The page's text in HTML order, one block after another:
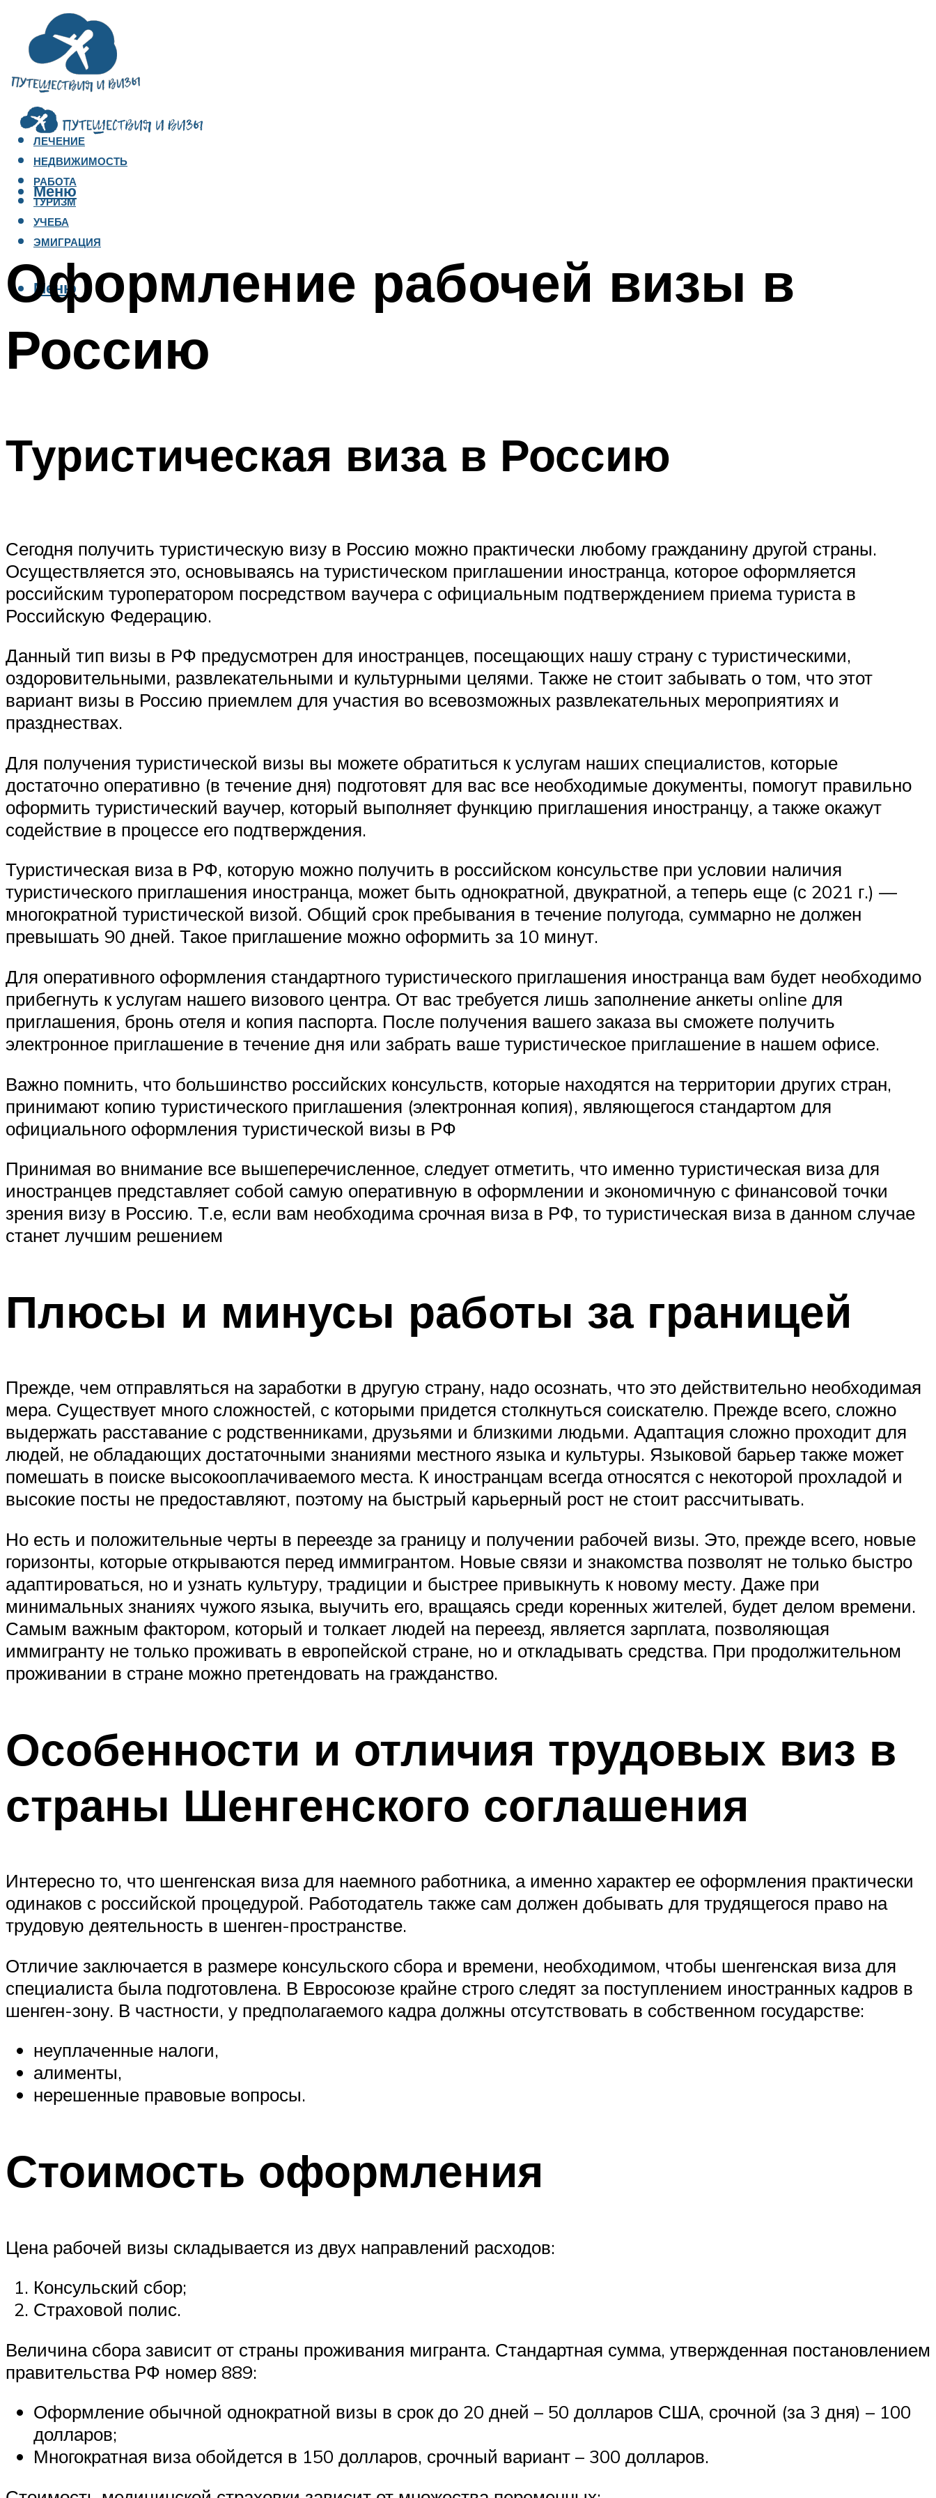
ЛЕЧЕНИЕ
НЕДВИЖИМОСТЬ
РАБОТА
ТУРИЗМ
УЧЕБА
ЭМИГРАЦИЯ
Меню
Меню
Оформление рабочей визы в
Россию
Туристическая виза в Россию
Сегодня получить туристическую визу в Россию можно практически любому гражданину другой страны.
Осуществляется это, основываясь на туристическом приглашении иностранца, которое оформляется
российским туроператором посредством ваучера с официальным подтверждением приема туриста в
Российскую Федерацию.
Данный тип визы в РФ предусмотрен для иностранцев, посещающих нашу страну с туристическими,
оздоровительными, развлекательными и культурными целями. Также не стоит забывать о том, что этот
вариант визы в Россию приемлем для участия во всевозможных развлекательных мероприятиях и
празднествах.
Для получения туристической визы вы можете обратиться к услугам наших специалистов, которые
достаточно оперативно (в течение дня) подготовят для вас все необходимые документы, помогут правильно
оформить туристический ваучер, который выполняет функцию приглашения иностранцу, а также окажут
содействие в процессе его подтверждения.
Туристическая виза в РФ, которую можно получить в российском консульстве при условии наличия
туристического приглашения иностранца, может быть однократной, двукратной, а теперь еще (с 2021 г.) —
многократной туристической визой. Общий срок пребывания в течение полугода, суммарно не должен
превышать 90 дней. Такое приглашение можно оформить за 10 минут.
Для оперативного оформления стандартного туристического приглашения иностранца вам будет необходимо
прибегнуть к услугам нашего визового центра. От вас требуется лишь заполнение анкеты online для
приглашения, бронь отеля и копия паспорта. После получения вашего заказа вы сможете получить
электронное приглашение в течение дня или забрать ваше туристическое приглашение в нашем офисе.
Важно помнить, что большинство российских консульств, которые находятся на территории других стран,
принимают копию туристического приглашения (электронная копия), являющегося стандартом для
официального оформления туристической визы в РФ
Принимая во внимание все вышеперечисленное, следует отметить, что именно туристическая виза для
иностранцев представляет собой самую оперативную в оформлении и экономичную с финансовой точки
зрения визу в Россию. Т.е, если вам необходима срочная виза в РФ, то туристическая виза в данном случае
станет лучшим решением
Плюсы и минусы работы за границей
Прежде, чем отправляться на заработки в другую страну, надо осознать, что это действительно необходимая
мера. Существует много сложностей, с которыми придется столкнуться соискателю. Прежде всего, сложно
выдержать расставание с родственниками, друзьями и близкими людьми. Адаптация сложно проходит для
людей, не обладающих достаточными знаниями местного языка и культуры. Языковой барьер также может
помешать в поиске высокооплачиваемого места. К иностранцам всегда относятся с некоторой прохладой и
высокие посты не предоставляют, поэтому на быстрый карьерный рост не стоит рассчитывать.
Но есть и положительные черты в переезде за границу и получении рабочей визы. Это, прежде всего, новые
горизонты, которые открываются перед иммигрантом. Новые связи и знакомства позволят не только быстро
адаптироваться, но и узнать культуру, традиции и быстрее привыкнуть к новому месту. Даже при
минимальных знаниях чужого языка, выучить его, вращаясь среди коренных жителей, будет делом времени.
Самым важным фактором, который и толкает людей на переезд, является зарплата, позволяющая
иммигранту не только проживать в европейской стране, но и откладывать средства. При продолжительном
проживании в стране можно претендовать на гражданство.
Особенности и отличия трудовых виз в
страны Шенгенского соглашения
Интересно то, что шенгенская виза для наемного работника, а именно характер ее оформления практически
одинаков с российской процедурой. Работодатель также сам должен добывать для трудящегося право на
трудовую деятельность в шенген-пространстве.
Отличие заключается в размере консульского сбора и времени, необходимом, чтобы шенгенская виза для
специалиста была подготовлена. В Евросоюзе крайне строго следят за поступлением иностранных кадров в
шенген-зону. В частности, у предполагаемого кадра должны отсутствовать в собственном государстве:
неуплаченные налоги,
алименты,
нерешенные правовые вопросы.
Стоимость оформления
Цена рабочей визы складывается из двух направлений расходов:
Консульский сбор;
Страховой полис.
Величина сбора зависит от страны проживания мигранта. Стандартная сумма, утвержденная постановлением
правительства РФ номер 889:
Оформление обычной однократной визы в срок до 20 дней – 50 долларов США, срочной (за 3 дня) – 100
долларов;
Многократная виза обойдется в 150 долларов, срочный вариант – 300 долларов.